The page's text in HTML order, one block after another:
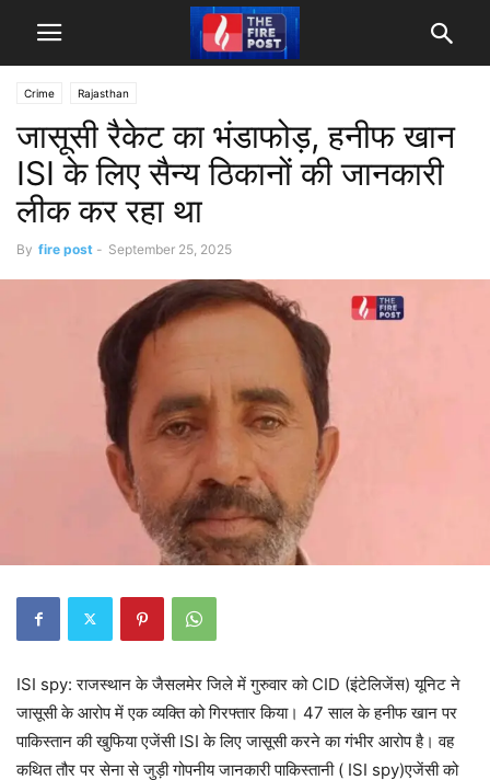
Crime Rajasthan
जासूसी रैकेट का भंडाफोड़, हनीफ खान
ISI के लिए सैन्य ठिकानों की जानकारी
लीक कर रहा था
By fire post - September 25, 2025
ISI spy: राजस्थान के जैसलमेर जिले में गुरुवार को CID (इंटेलिजेंस) यूनिट ने
जासूसी के आरोप में एक व्यक्ति को गिरफ्तार किया। 47 साल के हनीफ खान पर
पाकिस्तान की खुफिया एजेंसी ISI के लिए जासूसी करने का गंभीर आरोप है। वह
कथित तौर पर सेना से जुड़ी गोपनीय जानकारी पाकिस्तानी ( ISI spy)एजेंसी को